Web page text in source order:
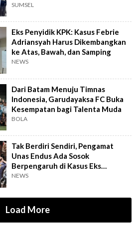
SUMSEL
Eks Penyidik KPK: Kasus Febrie
Adriansyah Harus Dikembangkan
ke Atas, Bawah, dan Samping
NEWS
Dari Batam Menuju Timnas
Indonesia, Garudayaksa FC Buka
Kesempatan bagi Talenta Muda
BOLA
Tak Berdiri Sendiri, Pengamat
Unas Endus Ada Sosok
Berpengaruh di Kasus Eks
Jampidsus
NEWS
Load More